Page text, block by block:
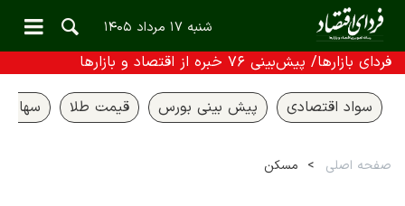
شنبه ۱۷ مرداد ۱۴۰۵
فردای بازارها/ پیش‌بینی ۷۶ خبره از اقتصاد و بازارها
سواد اقتصادی پیش بینی بورس قیمت طلا سهام
صفحه اصلی مسکن